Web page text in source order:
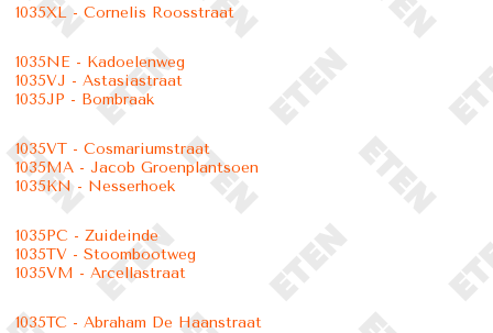
1035XL - Cornelis Roosstraat
1035NE - Kadoelenweg
1035VJ - Astasiastraat
1035JP - Bombraak
1035VT - Cosmariumstraat
1035MA - Jacob Groenplantsoen
1035KN - Nesserhoek
1035PC - Zuideinde
1035TV - Stoombootweg
1035VM - Arcellastraat
1035TC - Abraham De Haanstraat